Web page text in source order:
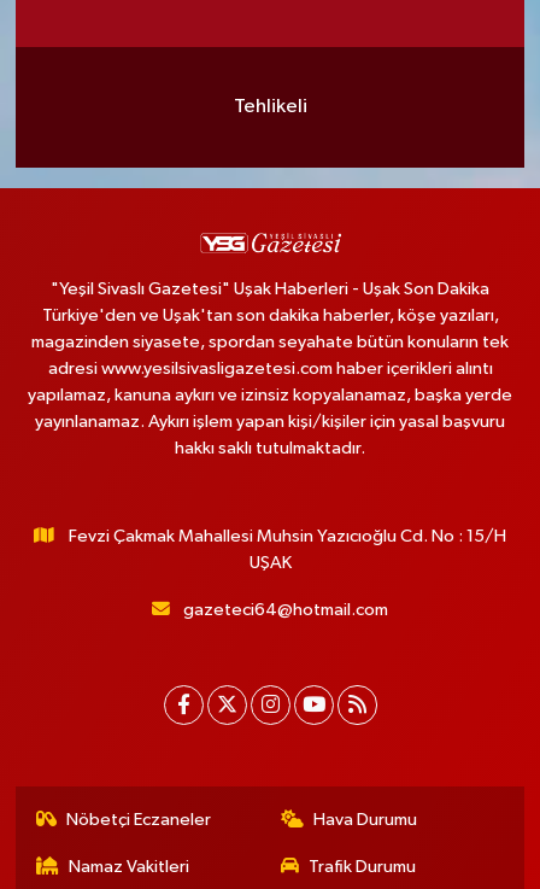
Tehlikeli
"Yeşil Sivaslı Gazetesi" Uşak Haberleri - Uşak Son Dakika
Türkiye'den ve Uşak'tan son dakika haberler, köşe yazıları,
magazinden siyasete, spordan seyahate bütün konuların tek
adresi www.yesilsivasligazetesi.com haber içerikleri alıntı
yapılamaz, kanuna aykırı ve izinsiz kopyalanamaz, başka yerde
yayınlanamaz. Aykırı işlem yapan kişi/kişiler için yasal başvuru
hakkı saklı tutulmaktadır.
Fevzi Çakmak Mahallesi Muhsin Yazıcıoğlu Cd. No : 15/H
UŞAK
gazeteci64@hotmail.com
Nöbetçi Eczaneler Hava Durumu
Namaz Vakitleri Trafik Durumu